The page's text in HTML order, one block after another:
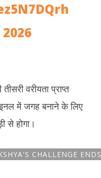
वरीयता प्राप्त
में जगह बनाने के लिए
से होगा।
CHALLENGE ENDS